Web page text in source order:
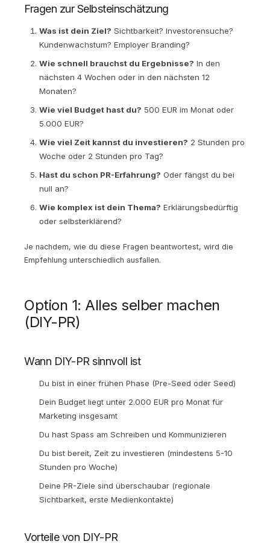
Fragen zur Selbsteinschätzung
Was ist dein Ziel? Sichtbarkeit? Investorensuche?
Kundenwachstum? Employer Branding?
Wie schnell brauchst du Ergebnisse? In den
nächsten 4 Wochen oder in den nächsten 12
Monaten?
Wie viel Budget hast du? 500 EUR im Monat oder
5.000 EUR?
Wie viel Zeit kannst du investieren? 2 Stunden pro
Woche oder 2 Stunden pro Tag?
Hast du schon PR-Erfahrung? Oder fängst du bei
null an?
Wie komplex ist dein Thema? Erklärungsbedürftig
oder selbsterklärend?
Je nachdem, wie du diese Fragen beantwortest, wird die
Empfehlung unterschiedlich ausfallen.
Option 1: Alles selber machen
(DIY-PR)
Wann DIY-PR sinnvoll ist
Du bist in einer frühen Phase (Pre-Seed oder Seed)
Dein Budget liegt unter 2.000 EUR pro Monat für
Marketing insgesamt
Du hast Spass am Schreiben und Kommunizieren
Du bist bereit, Zeit zu investieren (mindestens 5-10
Stunden pro Woche)
Deine PR-Ziele sind überschaubar (regionale
Sichtbarkeit, erste Medienkontakte)
Vorteile von DIY-PR